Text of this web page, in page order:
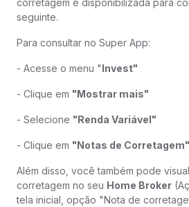
corretagem é disponibilizada para
seguinte.
Para consultar no Super App:
- Acesse o menu "Invest"
- Clique em "Mostrar mais"
- Selecione "Renda Variável"
- Clique em "Notas de Corretagem"
Além disso, você também pode
corretagem no seu Home Broker
tela inicial, opção "Nota de